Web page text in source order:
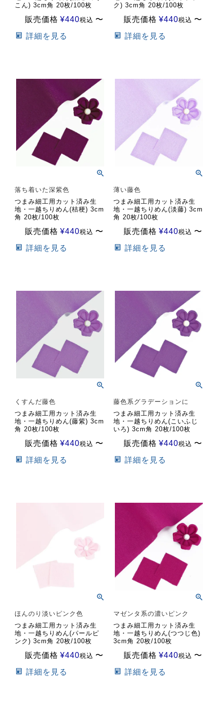
こん) 3cm角 20枚/100枚
販売価格 ¥440税込 〜
詳細を見る
ク) 3cm角 20枚/100枚
販売価格 ¥440税込 〜
詳細を見る
落ち着いた深紫色
つまみ細工用カット済み生
地・一越ちりめん(桔梗) 3cm
角 20枚/100枚
販売価格 ¥440税込 〜
詳細を見る
薄い藤色
つまみ細工用カット済み生
地・一越ちりめん(淡藤) 3cm
角 20枚/100枚
販売価格 ¥440税込 〜
詳細を見る
くすんだ藤色
つまみ細工用カット済み生
地・一越ちりめん(藤紫) 3cm
角 20枚/100枚
販売価格 ¥440税込 〜
詳細を見る
藤色系グラデーションに
つまみ細工用カット済み生
地・一越ちりめん(こいふじ
いろ) 3cm角 20枚/100枚
販売価格 ¥440税込 〜
詳細を見る
ほんのり淡いピンク色
つまみ細工用カット済み生
地・一越ちりめん(パールピ
ンク) 3cm角 20枚/100枚
販売価格 ¥440税込 〜
詳細を見る
マゼンタ系の濃いピンク
つまみ細工用カット済み生
地・一越ちりめん(つつじ色)
3cm角 20枚/100枚
販売価格 ¥440税込 〜
詳細を見る